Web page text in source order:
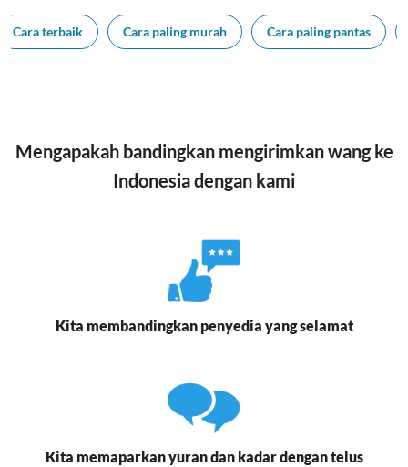
Cara terbaik Cara paling murah Cara paling pantas
Mengapakah bandingkan mengirimkan wang ke
Indonesia dengan kami
Kita membandingkan penyedia yang selamat
Kita memaparkan yuran dan kadar dengan telus